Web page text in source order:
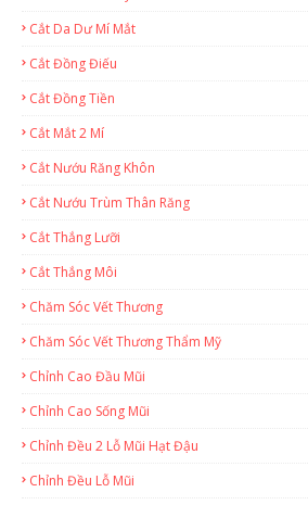
Cắt Da Dư Mí Mắt
Cắt Đồng Điếu
Cắt Đồng Tiền
Cắt Mắt 2 Mí
Cắt Nướu Răng Khôn
Cắt Nướu Trùm Thân Răng
Cắt Thắng Lưỡi
Cắt Thắng Môi
Chăm Sóc Vết Thương
Chăm Sóc Vết Thương Thẩm Mỹ
Chỉnh Cao Đầu Mũi
Chỉnh Cao Sống Mũi
Chỉnh Đều 2 Lỗ Mũi Hạt Đậu
Chỉnh Đều Lỗ Mũi